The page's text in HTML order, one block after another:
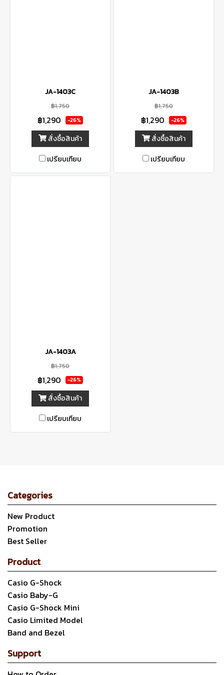
JA-1403C
฿1,750
฿1,290 -26%
สั่งซื้อสินค้า
เปรียบเทียบ
JA-1403B
฿1,750
฿1,290 -26%
สั่งซื้อสินค้า
เปรียบเทียบ
JA-1403A
฿1,750
฿1,290 -26%
สั่งซื้อสินค้า
เปรียบเทียบ
Categories
New Product
Promotion
Best Seller
Product
Casio G-Shock
Casio Baby-G
Casio G-Shock Mini
Casio Limited Model
Band and Bezel
Support